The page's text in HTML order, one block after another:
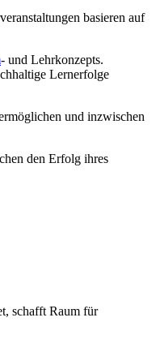
basieren auf
- und Lehrkonzepts.
Lernerfolge
und inzwischen
den Erfolg ihres
schafft Raum für